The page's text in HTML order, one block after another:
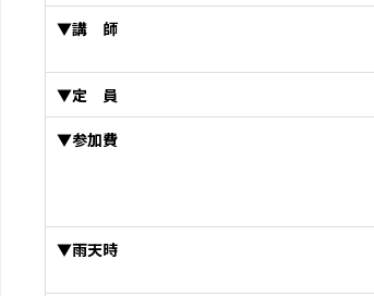
▼講 師
▼定 員
▼参加費
▼雨天時